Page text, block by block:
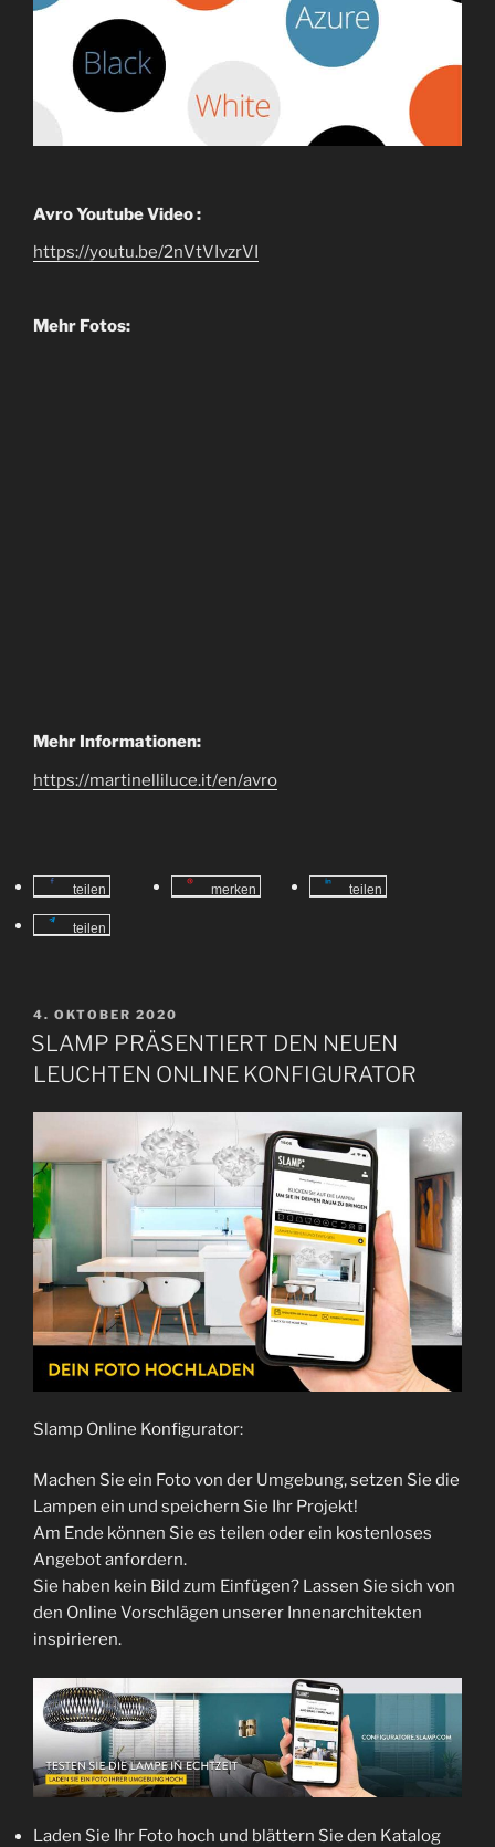
Avro Youtube Video :
https://youtu.be/2nVtVIvzrVI
Mehr Fotos:
Mehr Informationen:
https://martinelliluce.it/en/avro
teilen merken teilen
teilen
V
E
R
F
N
T
L
C
H
T
A
M
4. OKTOBER 2020
SLAMP PRÄSENTIERT DEN NEUEN
LEUCHTEN ONLINE KONFIGURATOR
Slamp Online Konfigurator:
Machen Sie ein Foto von der Umgebung, setzen Sie die
Lampen ein und speichern Sie Ihr Projekt!
Am Ende können Sie es teilen oder ein kostenloses
Angebot anfordern.
Sie haben kein Bild zum Einfügen? Lassen Sie sich von
den Online Vorschlägen unserer Innenarchitekten
inspirieren.
Laden Sie Ihr Foto hoch und blättern Sie den Katalog